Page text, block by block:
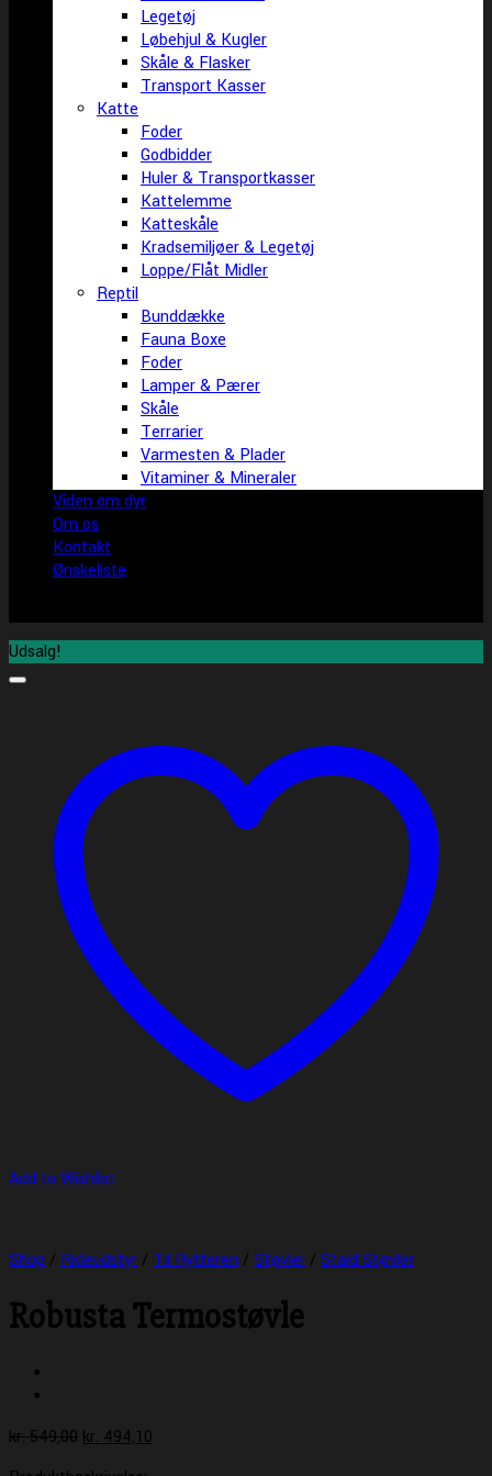
Legetøj
Løbehjul & Kugler
Skåle & Flasker
Transport Kasser
Katte
Foder
Godbidder
Huler & Transportkasser
Kattelemme
Katteskåle
Kradsemiljøer & Legetøj
Loppe/Flåt Midler
Reptil
Bunddække
Fauna Boxe
Foder
Lamper & Pærer
Skåle
Terrarier
Varmesten & Plader
Vitaminer & Mineraler
Viden om dyr
Om os
Kontakt
Ønskeliste
Udsalg!
Add to Wishlist
Shop / Rideudstyr / Til Rytteren / Støvler / Stald Støvler
Robusta Termostøvle
kr.549,00 Den
kr. 494,10